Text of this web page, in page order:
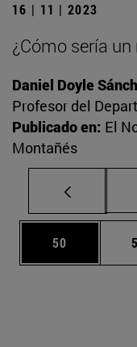
16 | 11 | 2023
¿Cómo sería
Daniel Doyle
Profesor del
Publicado en: El
Montañés
Página
50